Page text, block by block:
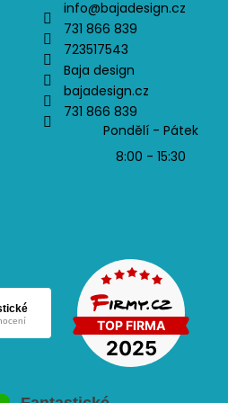
info@bajadesign.cz
731 866 839
723517543
Baja design
bajadesign.cz
731 866 839
Pondělí - Pátek
8:00 - 15:30